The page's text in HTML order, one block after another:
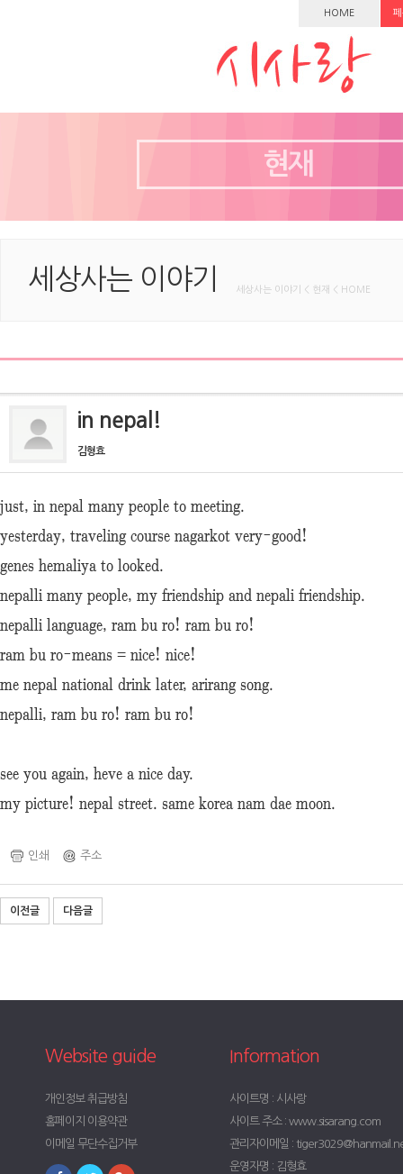
HOME
현재
세상사는 이야기 세상사는 이야기 < 현재 < HOME
in nepal!
김형효
just, in nepal many people to meeting.
yesterday, traveling course nagarkot very-good!
genes hemaliya to looked.
nepalli many people, my friendship and nepali friendship.
nepalli language, ram bu ro! ram bu ro!
ram bu ro-means = nice! nice!
me nepal national drink later, arirang song.
nepalli, ram bu ro! ram bu ro!
see you again, heve a nice day.
my picture! nepal street. same korea nam dae moon.
인쇄 주소
이전글 다음글
Website guide
개인정보 취급방침
홈페이지 이용약관
이메일 무단수집거부
Information
사이트명 : 시사랑
사이트 주소 : www.sisarang.com
관리자이메일 :
운영자명 : 김형효